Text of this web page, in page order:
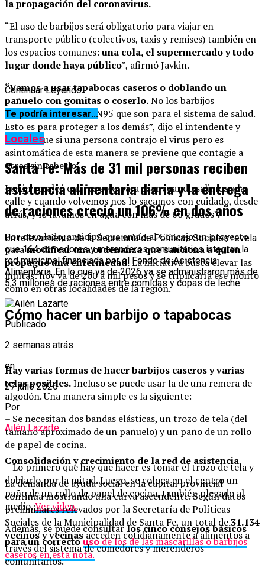
la propagación del coronavirus.
“El uso de barbijos será obligatorio para viajar en
transporte público (colectivos, taxis y remises) también en
los espacios comunes: una cola, el supermercado y todo
lugar donde haya público”, afirmó Javkin.
“Vamos a usar tapabocas caseros o doblando un
pañuelo con gomitas o coserlo.No los barbijos
quirúrgicos o de tipo N95 que son para el sistema de salud.
Esto es para proteger a los demás”, dijo el intendente y
explicó que si una persona contrajo el virus pero es
asintomática de esta manera se previene que contagie a
otros sin saberlo.
Javkin recalcó que “es solo para usar cuando salimos a la
calle y cuando volvemos nos lo sacamos con cuidado, desde
atrás, y lo lavamos en agua con más de 60 grados”.
Por otro lado, anticipó que envío al Concejo un proyecto
paramodificar una ordenanza que sanciona a quien
propague una enfermedad.La iniciativa busca elevar las
multas: hoy va de 200 a mil pesos y se triplicaría ese monto
como en otras localidades de la región.
Cómo hacer un barbijo o tapabocas
Hay varias formas de hacer barbijos caseros y varias
telas posibles.Incluso se puede usar la de una remera de
algodón. Una manera simple es la siguiente:
– Se necesitan dos bandas elásticas, un trozo de tela (del
tamaño aproximado de un pañuelo) y un paño de un rollo
de papel de cocina.
– Lo primero que hay que hacer es tomar el trozo de tela y
doblarlo por la mitad. Luego, se coloca en el centro un
paño de un rollo de papel de cocina, también plegado al
medio.Ver video.
Además, se puede consultar los cinco consejos básicos
para un correctousode los de las mascarillas o barbijos
caseros en esta nota.
Continuar Leyendo
Te podría interesar...
Locales
Santa Fe: Más de 31 mil personas reciben
asistencia alimentaria diaria y la entrega
de raciones creció un 106% en dos años
Un relevamiento de la Secretaría de Políticas Sociales revela
que 164 comedores y merenderos comunitarios integran la
red municipal financiada por el Fondo de Asistencia
Alimentaria. En lo que va de 2026 ya se administraron más de
5,3 millones de raciones entre comidas y copas de leche.
Publicado
2 semanas atrás
en
27 julio 2026
Por
Ailén Lazarte
Consolidación y crecimiento de la red de asistencia
La demanda de ayuda social en la capital provincial
continúa mostrando una curva ascendente. Según datos
preliminares relevados por la Secretaría de Políticas
Sociales de la Municipalidad de Santa Fe, un total de31.134
vecinos y vecinasacceden cotidianamente a alimentos a
través del sistema de comedores y merenderos
comunitarios.